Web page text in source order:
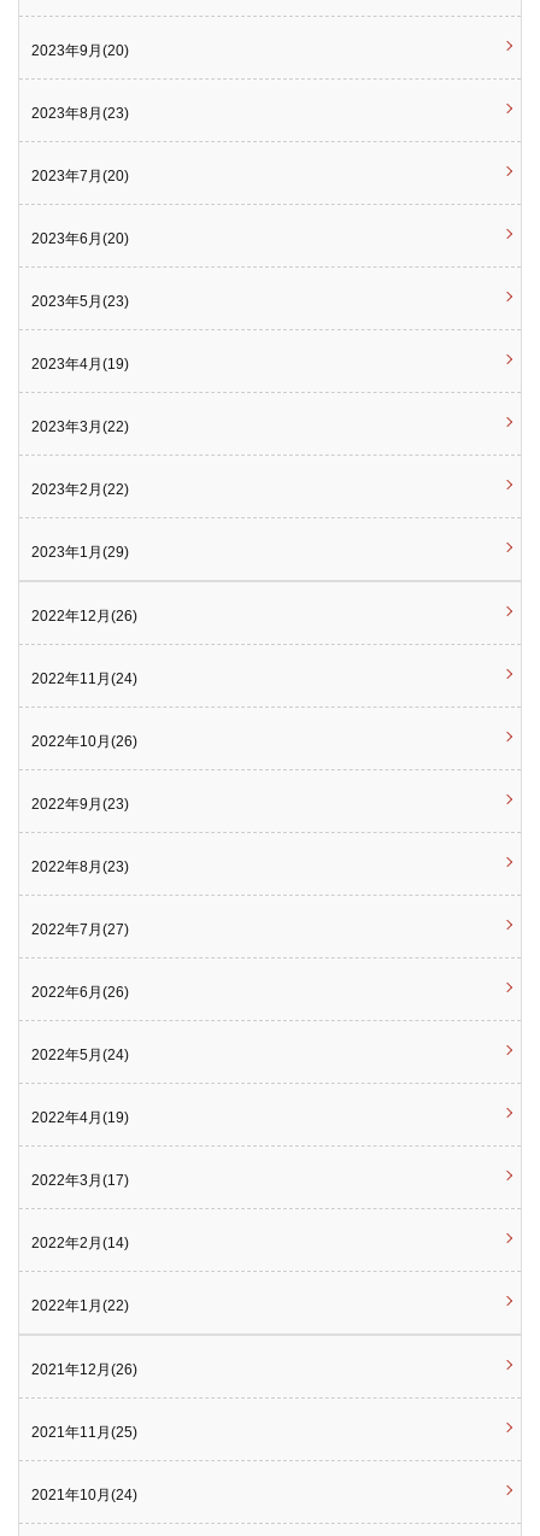
2023年9月(20)
2023年8月(23)
2023年7月(20)
2023年6月(20)
2023年5月(23)
2023年4月(19)
2023年3月(22)
2023年2月(22)
2023年1月(29)
2022年12月(26)
2022年11月(24)
2022年10月(26)
2022年9月(23)
2022年8月(23)
2022年7月(27)
2022年6月(26)
2022年5月(24)
2022年4月(19)
2022年3月(17)
2022年2月(14)
2022年1月(22)
2021年12月(26)
2021年11月(25)
2021年10月(24)